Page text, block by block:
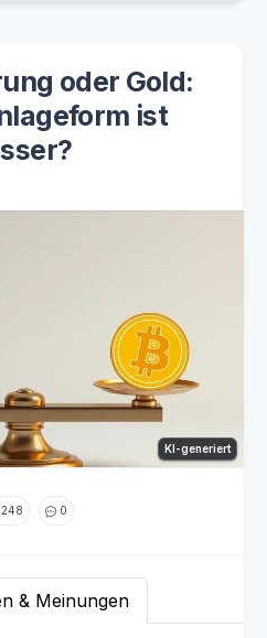
oder Gold:
ist
KI-generiert
0
& Meinungen